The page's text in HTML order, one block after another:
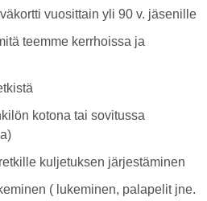
vuosittain yli 90 v. jäsenille
kerrhoissa ja
tai sovitussa
järjestäminen
( lukeminen, palapelit jne.